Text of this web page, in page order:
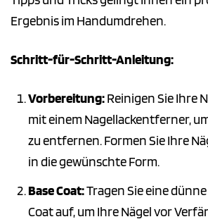
Ergebnis im Handumdrehen.
Schritt-für-Schritt-Anleitung:
Vorbereitung:Reinigen Sie Ihre
mit einem Nagellackentferner,
zu entfernen. Formen Sie Ihre
in die gewünschte Form.
Base Coat:Tragen Sie eine
Coat auf, um Ihre Nägel vor